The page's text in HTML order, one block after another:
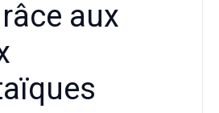
aux